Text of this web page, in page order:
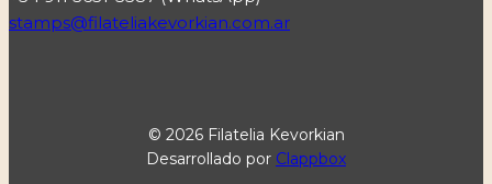
stamps@filateliakevorkian.com.ar
© 2026 Filatelia Kevorkian
Desarrollado por Clappbox